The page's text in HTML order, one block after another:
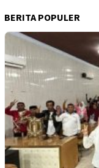
BERITA POPULER